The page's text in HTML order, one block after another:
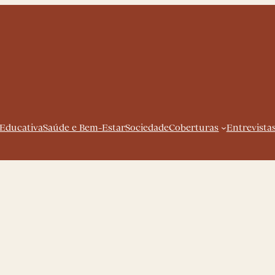
Saúde e Bem-EstarSociedadeCoberturas